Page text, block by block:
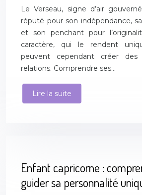
Le Verseau, signe d’air
réputé pour son indépendance,
et son penchant pour
caractère, qui le rendent
peuvent cependant créer
relations. Comprendre ses…
Lire la suite
Enfant capricorne :
guider sa personnalité